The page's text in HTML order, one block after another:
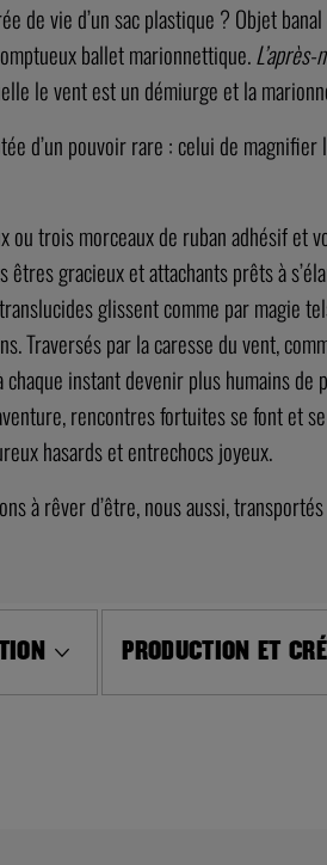
de vie d’un sac plastique ? Objet
ballet marionnettique.
le vent est un démiurge et la
d’un pouvoir rare : celui de
ou trois morceaux de ruban adhésif et
gracieux et attachants prêts à
glissent comme par magie
Traversés par la caresse du vent,
instant devenir plus humains de
rencontres fortuites se font et
hasards et entrechocs joyeux.
à rêver d’être, nous aussi,
PRODUCTION ET